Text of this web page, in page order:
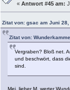
«Antwort #45 am:
Zitat von: gsac am Juni
Zitat von:
Vergraben? Bloß net.
und beschwört, dass
sind.
Mei, lieber M, werter